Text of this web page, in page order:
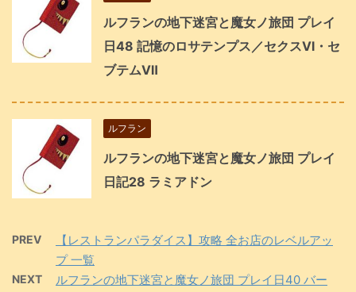
ルフランの地下迷宮と魔女ノ旅団 プレイ
日48 記憶のロサテンプス／セクスⅥ・セ
ブテムⅦ
ルフラン
ルフランの地下迷宮と魔女ノ旅団 プレイ
日記28 ラミアドン
PREV
【レストランパラダイス】攻略 全お店のレベルアッ
プ 一覧
NEXT
ルフランの地下迷宮と魔女ノ旅団 プレイ日40 バー